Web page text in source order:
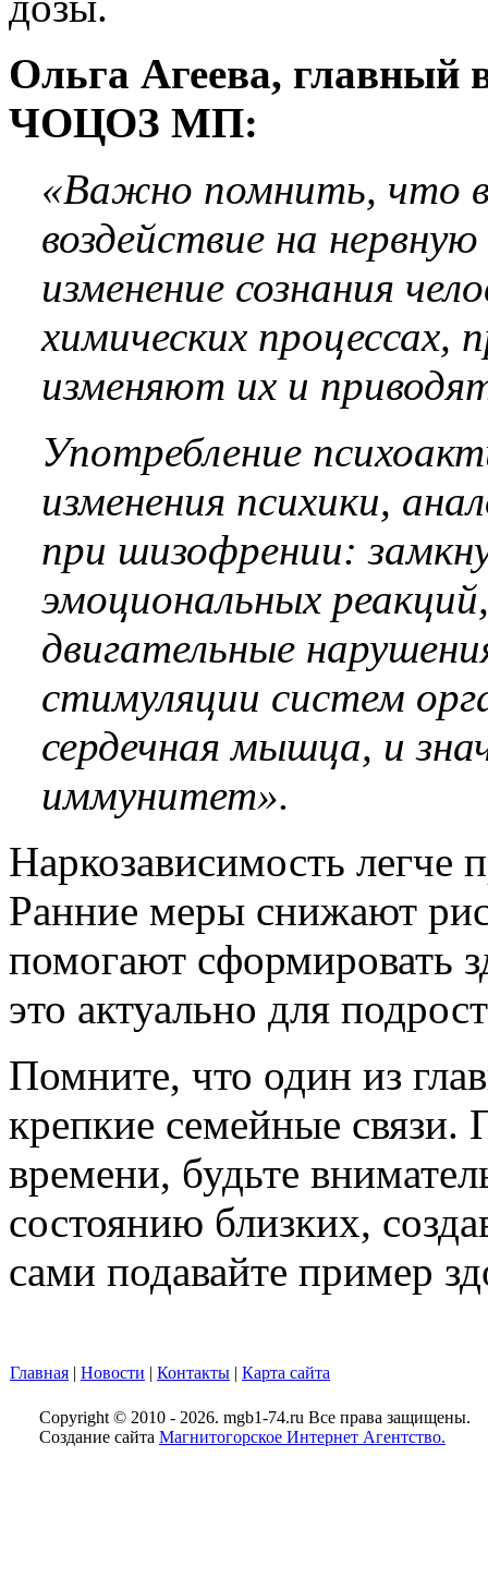
Ольга Агеева, главный
ЧОЦОЗ МП:
«Важно помнить, что
воздействие на
изменение сознания
химических процессах,
изменяют их и
Употребление
изменения психики,
при шизофрении:
эмоциональных
двигательные
стимуляции систем
сердечная мышца, и
иммунитет».
Наркозависимость легче
Ранние меры снижают
помогают сформировать
это актуально для
Помните, что один из
крепкие семейные связи.
времени, будьте
состоянию близких,
сами подавайте пример
Главная | Новости | Контакты | Карта сайта
Copyright © 2010 - 2026. mgb1-74.ru Все права защищены.
Создание сайта Магнитогорское Интернет Агентство.